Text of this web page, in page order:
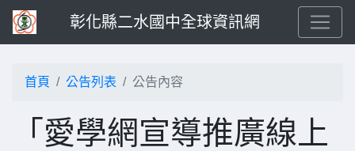
彰化縣二水國中全球資訊網
首頁 公告列表 公告內容
「愛學網宣導推廣線上